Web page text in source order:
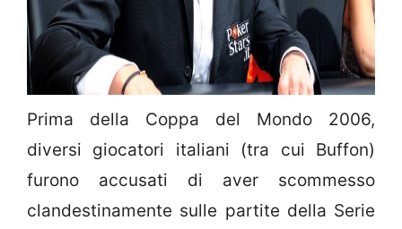
Prima della Coppa del Mondo 2006,
diversi giocatori italiani (tra cui Buffon)
furono accusati di aver scommesso
clandestinamente sulle partite della Serie